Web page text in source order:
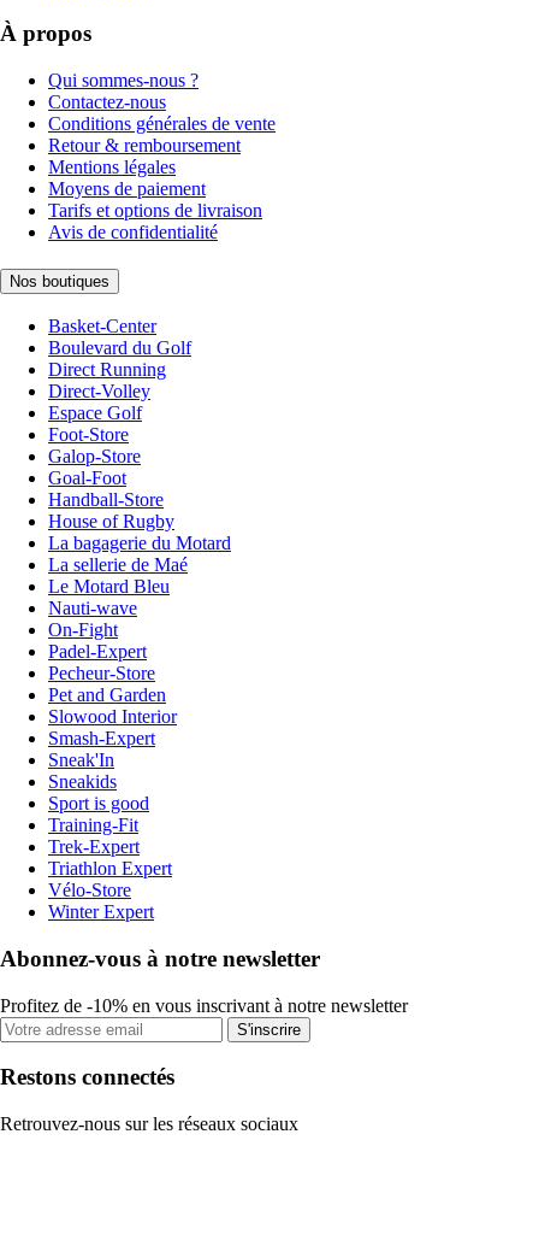
À propos
Qui sommes-nous ?
Contactez-nous
Conditions générales de vente
Retour & remboursement
Mentions légales
Moyens de paiement
Tarifs et options de livraison
Avis de confidentialité
Nos boutiques
Basket-Center
Boulevard du Golf
Direct Running
Direct-Volley
Espace Golf
Foot-Store
Galop-Store
Goal-Foot
Handball-Store
House of Rugby
La bagagerie du Motard
La sellerie de Maé
Le Motard Bleu
Nauti-wave
On-Fight
Padel-Expert
Pecheur-Store
Pet and Garden
Slowood Interior
Smash-Expert
Sneak'In
Sneakids
Sport is good
Training-Fit
Trek-Expert
Triathlon Expert
Vélo-Store
Winter Expert
Abonnez-vous à notre newsletter
Profitez de -10% en vous inscrivant à notre newsletter
S'inscrire
Restons connectés
Retrouvez-nous sur les réseaux sociaux